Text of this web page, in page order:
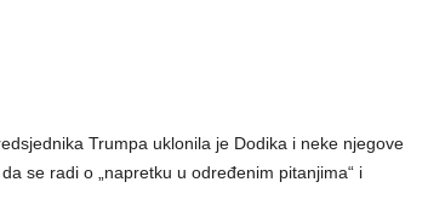
Trumpa uklonila je Dodika i neke njegove
se radi o „napretku u određenim pitanjima“ i